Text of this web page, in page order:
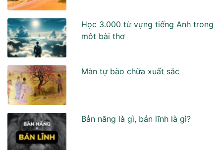
Học 3.000 từ vựng tiếng Anh trong
môt bài thơ
Màn tự bào chữa xuất sắc
Bản năng là gì, bản lĩnh là gì?